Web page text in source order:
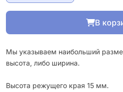
В
Мы указываем наибольший
высота, либо ширина.
Высота режущего края 15 мм.